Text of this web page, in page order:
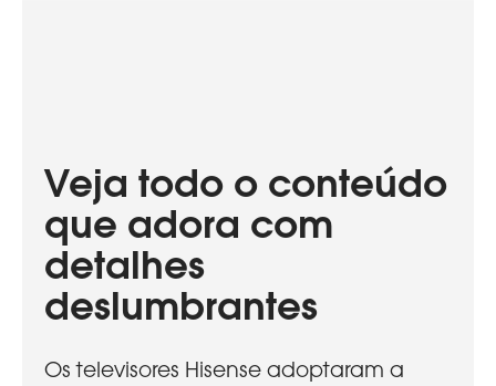
Veja todo o conteúdo
que adora com
detalhes
deslumbrantes
Os televisores Hisense adoptaram a